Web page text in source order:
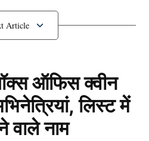
ऑफिस क्वीन
लिस्ट में
वाले नाम